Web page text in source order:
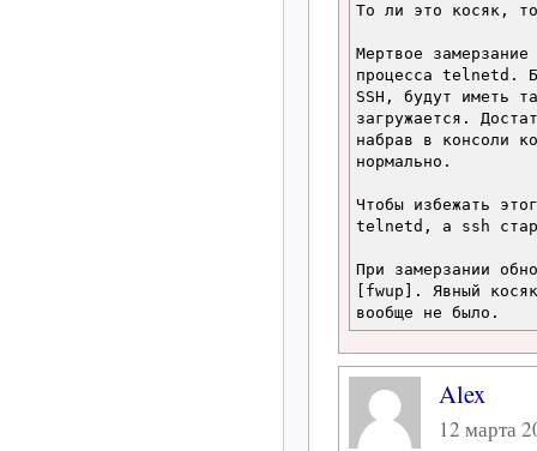
То ли это косяк,
Мертвое
процесса telnetd.
SSH, будут иметь
загружается.
набрав в консоли
нормально.
Чтобы избежать
telnetd, а ssh
При замерзании
[fwup]. Явный
вообще не было.
Alex
12 марта